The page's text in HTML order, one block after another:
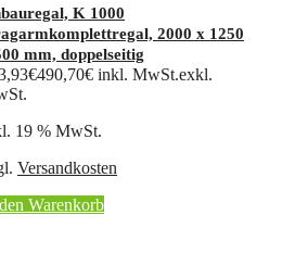
K 1000
2000 x 1250
mm, doppelseitig
€490,70€ inkl. MwSt.exkl.
19 % MwSt.
Versandkosten
Warenkorb